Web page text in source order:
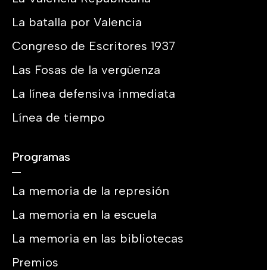
La batalla por Valencia
Congreso de Escritores 1937
Las Fosas de la vergüenza
La línea defensiva inmediata
Línea de tiempo
Programas
La memoria de la represión
La memoria en la escuela
La memoria en las bibliotecas
Premios